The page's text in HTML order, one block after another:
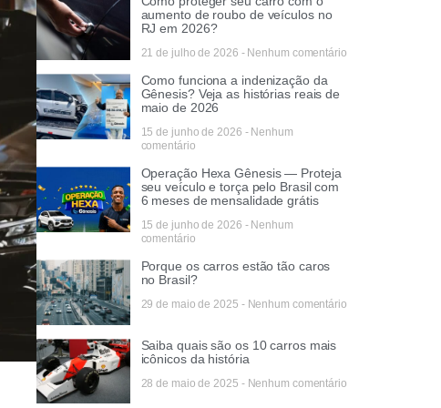
aumento de roubo de veículos no
RJ em 2026?
21 de julho de 2026 Nenhum comentário
Como funciona a indenização da
Gênesis? Veja as histórias reais de
maio de 2026
15 de junho de 2026 Nenhum
comentário
Operação Hexa Gênesis — Proteja
seu veículo e torça pelo Brasil com
6 meses de mensalidade grátis
15 de junho de 2026 Nenhum
comentário
Porque os carros estão tão caros
no Brasil?
29 de maio de 2025 Nenhum comentário
Saiba quais são os 10 carros mais
icônicos da história
28 de maio de 2025 Nenhum comentário